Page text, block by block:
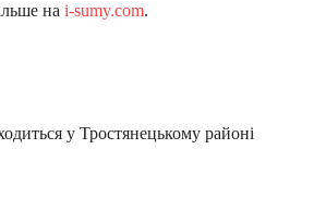
на i-sumy.com.
у Тростянецькому районі